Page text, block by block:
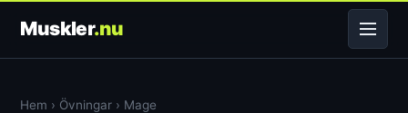
Muskler.nu
Hem › Övningar › Mage